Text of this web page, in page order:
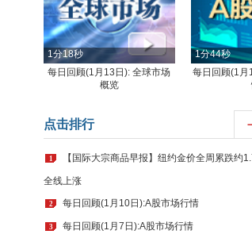
1分18秒
每日回顾(1月13日): 全球市场
概览
1分44秒
每日回顾(1月
点击排行
1 【国际大宗商品早报】纽约金价全周累跌约
全线上涨
2 每日回顾(1月10日):A股市场行情
3 每日回顾(1月7日):A股市场行情